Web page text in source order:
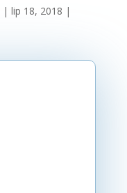
| lip 18, 2018 |